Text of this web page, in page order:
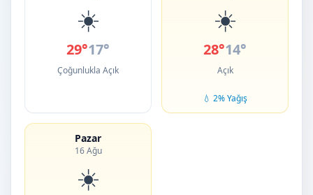
☀️
29°17°
Çoğunlukla Açık
☀️
28°14°
Açık
💧 2% Yağış
Pazar
16 Ağu
☀️